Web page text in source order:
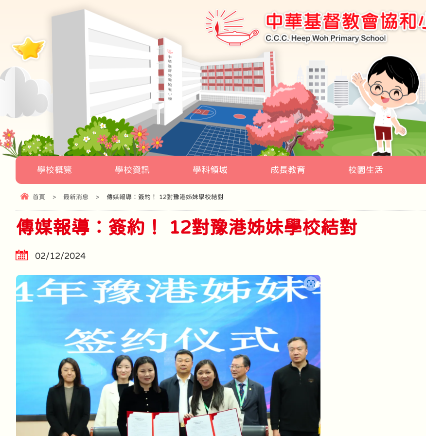
學校概覽 學校資訊 學科領域 成長教育 校園生活
首頁 > 最新消息 > 傳媒報導︰簽約！ 12對豫港姊妹學校結對
傳媒報導︰簽約！ 12對豫港姊妹學校結對
02/12/2024